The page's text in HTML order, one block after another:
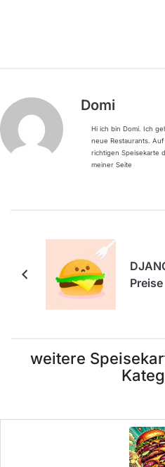
Domi
Hi ich bin Domi. Ich
neue Restaurants.
richtigen Speisekarte
meiner Seite
Preise
weitere